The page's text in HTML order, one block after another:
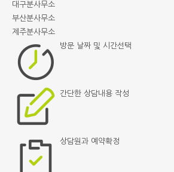
대구분사무소
부산분사무소
제주분사무소
방문 날짜 및 시간선택
간단한 상담내용 작성
상담원과 예약확정